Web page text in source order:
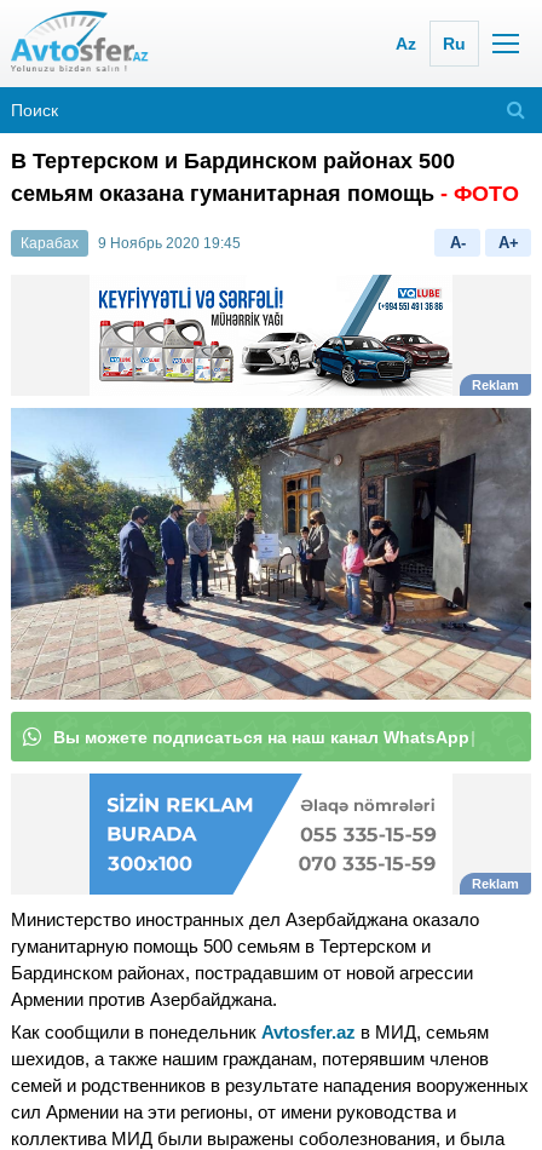
Az Ru
В Тертерском и Бардинском районах 500
семьям оказана гуманитарная помощь - ФОТО
Карабах 9 Ноябрь 2020 19:45 A- A+
Вы можете подписаться на наш кан|
Министерство иностранных дел Азербайджана оказало
гуманитарную помощь 500 семьям в Тертерском и
Бардинском районах, пострадавшим от новой агрессии
Армении против Азербайджана.
Как сообщили в понедельник Avtosfer.az в МИД, семьям
шехидов, а также нашим гражданам, потерявшим членов
семей и родственников в результате нападения вооруженных
сил Армении на эти регионы, от имени руководства и
коллектива МИД были выражены соболезнования, и была